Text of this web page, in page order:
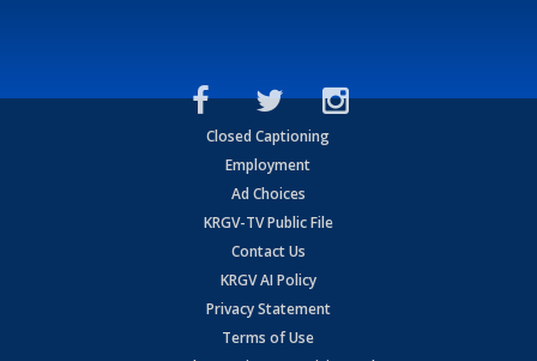
Closed Captioning
Employment
Ad Choices
KRGV-TV Public File
Contact Us
KRGV AI Policy
Privacy Statement
Terms of Use